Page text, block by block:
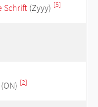
Schrift(Zyyy) [5]
(ON) [2]